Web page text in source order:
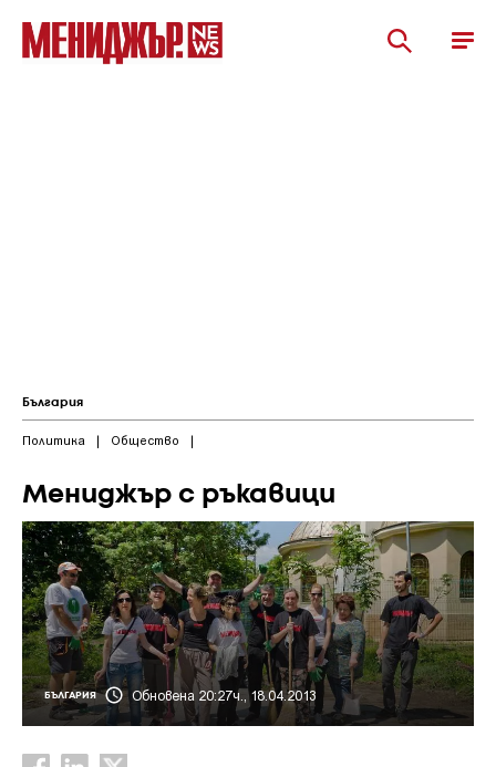
България
Политика | Общество |
Мениджър с ръкавици
БЪЛГАРИЯ Обновена 20:27ч., 18.04.2013